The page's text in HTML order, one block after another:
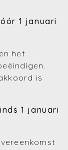
1 januari
het
is
1 januari